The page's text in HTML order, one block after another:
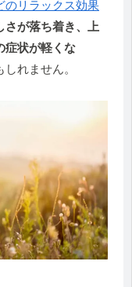
のリラックス効果
さが落ち着き、上
症状が軽くな
れません。